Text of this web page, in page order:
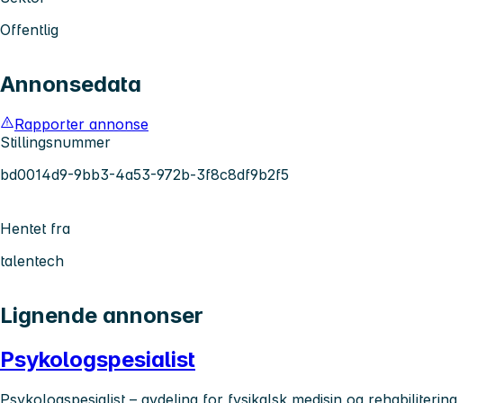
Offentlig
Annonsedata
Rapporter annonse
Stillingsnummer
bd0014d9-9bb3-4a53-972b-3f8c8df9b2f5
Hentet fra
talentech
Lignende annonser
Psykologspesialist